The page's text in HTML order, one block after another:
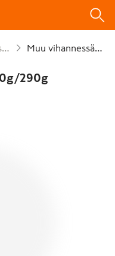
Muu vihannessäilyke
290g